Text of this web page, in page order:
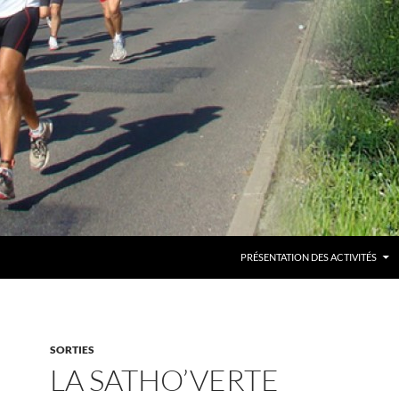
PRÉSENTATION DES ACTIVITÉS
SORTIES
LA SATHO’VERTE